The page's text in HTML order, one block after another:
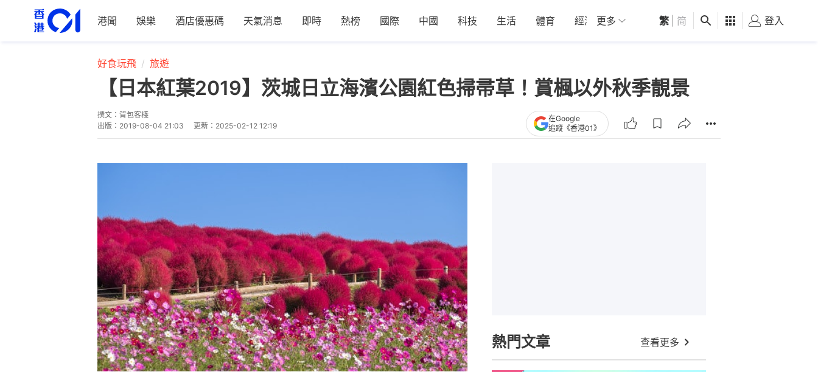
港聞 娛樂 酒店優惠碼 天氣消息 即時 熱榜 國際 中國 科技 生活 體育 經濟 01深圳 觀點 健康 好食玩飛
更多 繁 简 登入
好食玩飛 旅遊
【日本紅葉2019】茨城日立海濱公園紅色掃帚草！賞楓以外秋季靚景
撰文： 背包客棧
出版： 2019-08-04 21:03 更新： 2025-02-12 12:19
在Google
追蹤《香港01》
熱門文章 查看更多